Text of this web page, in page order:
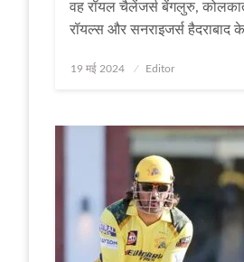
वह रॉयल चैलेंजर्स बेंगलुरु,
रॉयल्स और सनराइजर्स
Posted
19 मई 2024 Editor